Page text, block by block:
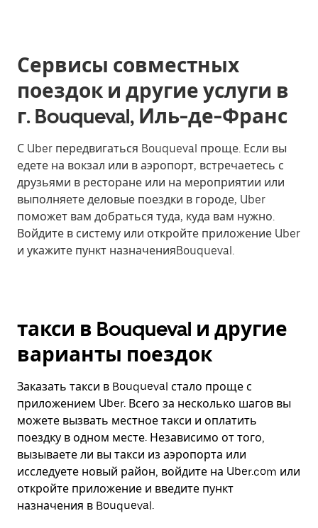
Сервисы совместных
поездок и другие услуги в
г. Bouqueval, Иль-де-Франс
С Uber передвигаться Bouqueval проще. Если вы
едете на вокзал или в аэропорт, встречаетесь с
друзьями в ресторане или на мероприятии или
выполняете деловые поездки в городе, Uber
поможет вам добраться туда, куда вам нужно.
Войдите в систему или откройте приложение Uber
и укажите пункт назначенияBouqueval.
такси в Bouqueval и другие
варианты поездок
Заказать такси в Bouqueval стало проще с
приложением Uber. Всего за несколько шагов вы
можете вызвать местное такси и оплатить
поездку в одном месте. Независимо от того,
вызываете ли вы такси из аэропорта или
исследуете новый район, войдите на Uber.com или
откройте приложение и введите пункт
назначения в Bouqueval.